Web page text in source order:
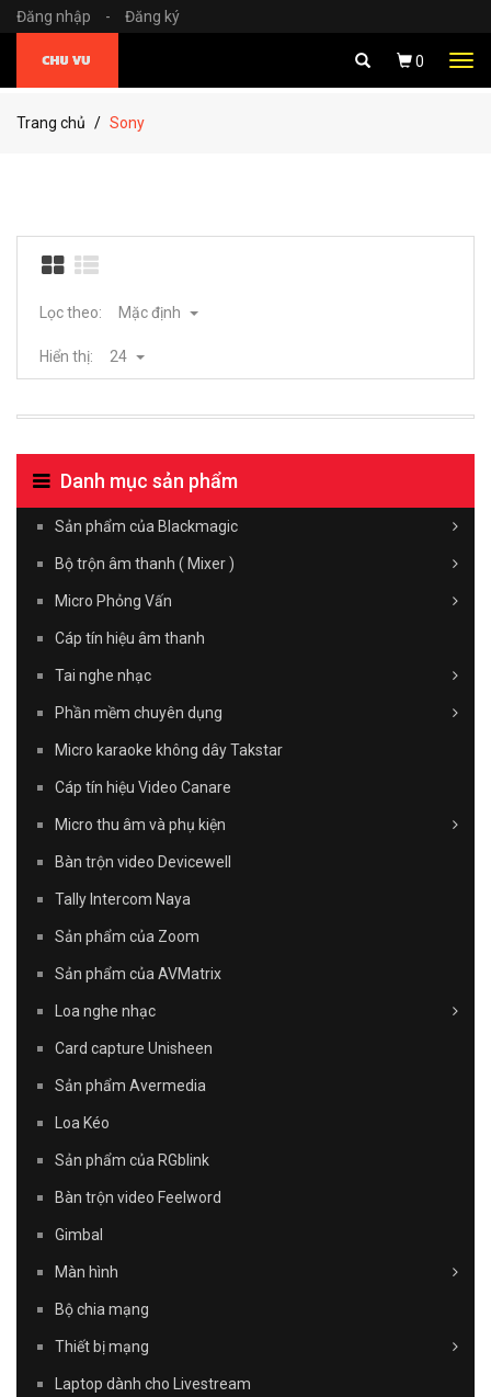
Đăng nhập - Đăng ký
0
Trang chủ Sony
Lọc theo: Mặc định
Hiển thị: 24
Danh mục sản phẩm
Sản phẩm của Blackmagic
Bộ trộn âm thanh ( Mixer )
Micro Phỏng Vấn
Cáp tín hiệu âm thanh
Tai nghe nhạc
Phần mềm chuyên dụng
Micro karaoke không dây Takstar
Cáp tín hiệu Video Canare
Micro thu âm và phụ kiện
Bàn trộn video Devicewell
Tally Intercom Naya
Sản phẩm của Zoom
Sản phẩm của AVMatrix
Loa nghe nhạc
Card capture Unisheen
Sản phẩm Avermedia
Loa Kéo
Sản phẩm của RGblink
Bàn trộn video Feelword
Gimbal
Màn hình
Bộ chia mạng
Thiết bị mạng
Laptop dành cho Livestream